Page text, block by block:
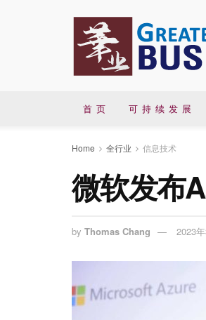
首 页 可 持 续 发 展
Home 全行业 信息技术
微软发布
by Thomas Chang 2023